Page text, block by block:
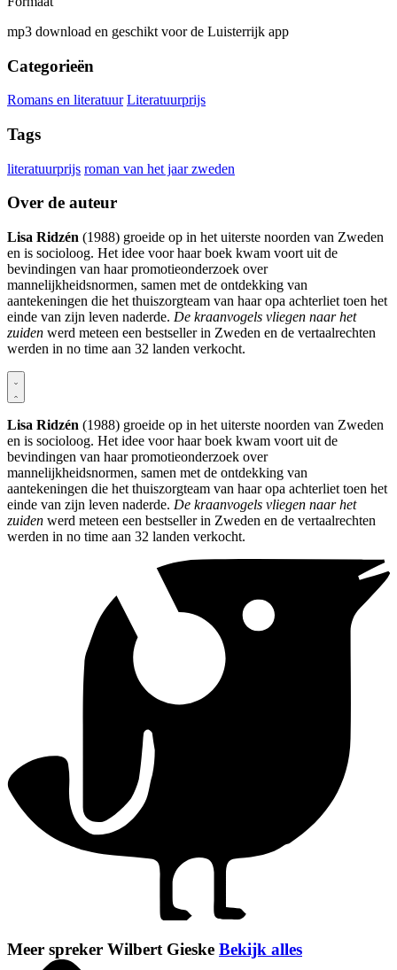
mp3 download en geschikt voor de Luisterrijk app
Categorieën
Romans en literatuur Literatuurprijs
Tags
literatuurprijs roman van het jaar zweden
Over de auteur
Lisa Ridzén (1988) groeide op in het uiterste noorden van Zweden
en is socioloog. Het idee voor haar boek kwam voort uit de
bevindingen van haar promotieonderzoek over
mannelijkheidsnormen, samen met de ontdekking van
aantekeningen die het thuiszorgteam van haar opa achterliet toen het
einde van zijn leven naderde. De kraanvogels vliegen naar het
zuiden werd meteen een bestseller in Zweden en de vertaalrechten
werden in no time aan 32 landen verkocht.
Lisa Ridzén (1988) groeide op in het uiterste noorden van Zweden
en is socioloog. Het idee voor haar boek kwam voort uit de
bevindingen van haar promotieonderzoek over
mannelijkheidsnormen, samen met de ontdekking van
aantekeningen die het thuiszorgteam van haar opa achterliet toen het
einde van zijn leven naderde. De kraanvogels vliegen naar het
zuiden werd meteen een bestseller in Zweden en de vertaalrechten
werden in no time aan 32 landen verkocht.
Meer spreker Wilbert Gieske Bekijk alles